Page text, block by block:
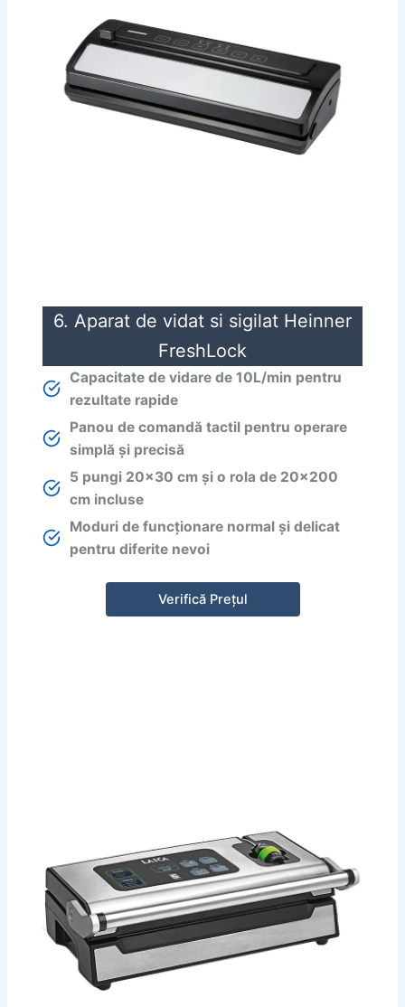
6. Aparat de vidat si sigilat Heinner
FreshLock
Capacitate de vidare de 10L/min pentru
rezultate rapide
Panou de comandă tactil pentru operare
simplă și precisă
5 pungi 20×30 cm și o rola de 20×200
cm incluse
Moduri de funcționare normal și delicat
pentru diferite nevoi
Verifică Prețul